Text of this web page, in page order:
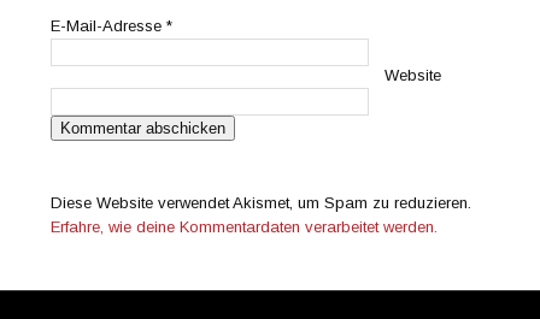
E-Mail-Adresse*
Website
Diese Website verwendet Akismet, um Spam zu reduzieren.
Erfahre, wie deine Kommentardaten verarbeitet werden.